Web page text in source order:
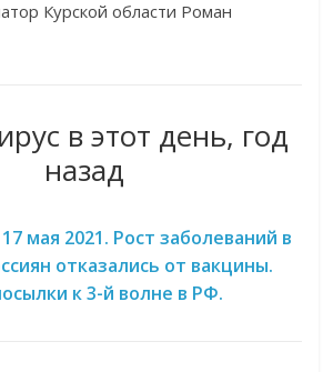
Курской области Роман
в этот день, год
назад
мая 2021. Рост заболеваний в
отказались от вакцины.
к 3-й волне в РФ.